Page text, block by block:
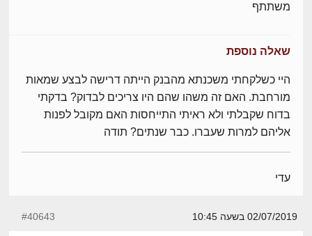
משתתף
שאלה נוספת
היי כשלקחתי משכנתא מהבנק הייתה דרישה לבצע שמאות
מורחבת. האם זה משהו שהם היו צריכים לבדוק? בדקתי
בדוח שקבלתי ולא ראיתי התייחסות האם מקובל לפנות
אליהם למרות שעברו. כבר שנתים? תודה
עדי
02/07/2019 בשעה 10:45 #40643